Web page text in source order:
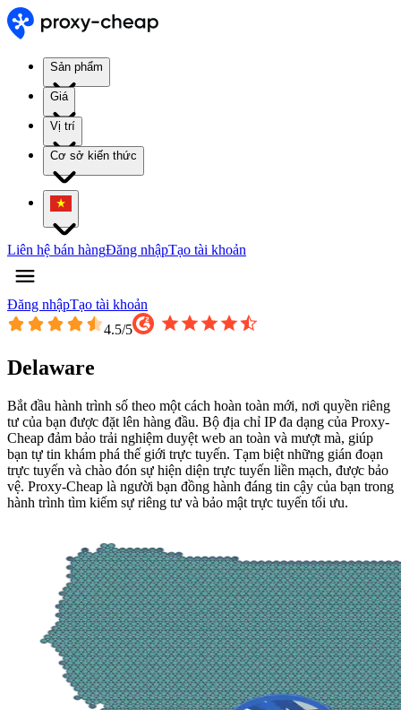
Sản phẩm
Giá
Vị trí
Cơ sở kiến thức
Liên hệ bán hàngĐăng nhậpTạo tài khoản
Đăng nhậpTạo tài khoản
4.5/5
Delaware
Bắt đầu hành trình số theo một cách hoàn toàn mới, nơi quyền riêng
tư của bạn được đặt lên hàng đầu. Bộ địa chỉ IP đa dạng của Proxy-
Cheap đảm bảo trải nghiệm duyệt web an toàn và mượt mà, giúp
bạn tự tin khám phá thế giới trực tuyến. Tạm biệt những gián đoạn
trực tuyến và chào đón sự hiện diện trực tuyến liền mạch, được bảo
vệ. Proxy-Cheap là người bạn đồng hành đáng tin cậy của bạn trong
hành trình tìm kiếm sự riêng tư và bảo mật trực tuyến tối ưu.